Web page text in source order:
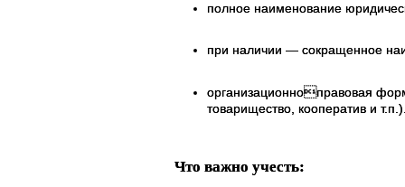
полное наименование
при наличии — сокращенное
организационноправовая
товарищество, кооператив и
Что важно учесть: